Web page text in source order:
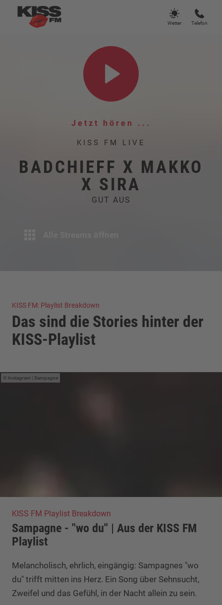
Wetter Telefon
Jetzt hören ...
KISS FM LIVE
BADCHIEFF X MAKKO
X SIRA
GUT AUS
KISS FM: Playlist Breakdown
Das sind die Stories hinter der
KISS-Playlist
Instagram | Sampagne
KISS FM Playlist Breakdown
Sampagne - "wo du" | Aus der KISS FM
Playlist
Melancholisch, ehrlich, eingängig: Sampagnes "wo
du" trifft mitten ins Herz. Ein Song über Sehnsucht,
Zweifel und das Gefühl, in der Nacht allein zu sein.